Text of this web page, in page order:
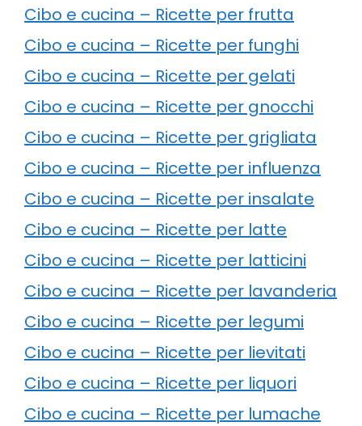
Cibo e cucina – Ricette per frutta
Cibo e cucina – Ricette per funghi
Cibo e cucina – Ricette per gelati
Cibo e cucina – Ricette per gnocchi
Cibo e cucina – Ricette per grigliata
Cibo e cucina – Ricette per influenza
Cibo e cucina – Ricette per insalate
Cibo e cucina – Ricette per latte
Cibo e cucina – Ricette per latticini
Cibo e cucina – Ricette per lavanderia
Cibo e cucina – Ricette per legumi
Cibo e cucina – Ricette per lievitati
Cibo e cucina – Ricette per liquori
Cibo e cucina – Ricette per lumache